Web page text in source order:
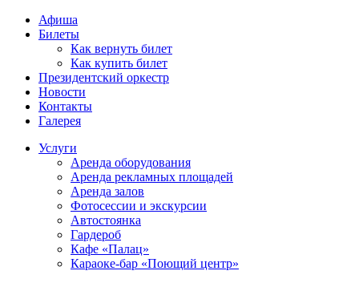
Афиша
Билеты
Как вернуть билет
Как купить билет
Президентский оркестр
Новости
Контакты
Галерея
Услуги
Аренда оборудования
Аренда рекламных площадей
Аренда залов
Фотосессии и экскурсии
Автостоянка
Гардероб
Кафе «Палац»
Караоке-бар «Поющий центр»